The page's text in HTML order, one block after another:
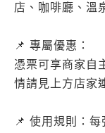
店、咖啡廳、溫
📌 專屬優惠：
憑票可享商家自
情請見上方店家
📌 使用規則：